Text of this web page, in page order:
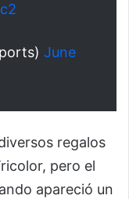
June
regalos
pero el
apareció un